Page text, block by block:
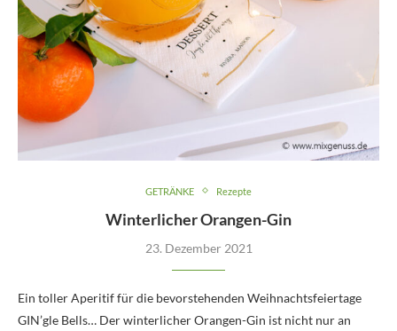
GETRÄNKE Rezepte
Winterlicher Orangen-Gin
23. Dezember 2021
Ein toller Aperitif für die bevorstehenden Weihnachtsfeiertage
GIN’gle Bells… Der winterlicher Orangen-Gin ist nicht nur an